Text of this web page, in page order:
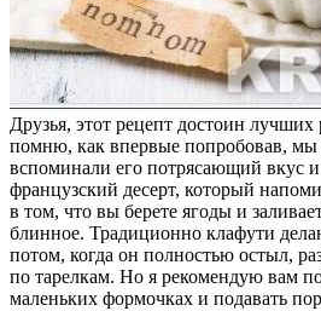
Друзья, этот рецепт достоин
помню, как впервые попробовав, мы
вспоминали его потрясающий вкус и
французский десерт, который
в том, что вы берете ягоды и
блинное. Традиционно клафути
потом, когда он полностью остыл,
по тарелкам. Но я рекомендую вам
маленьких формочках и подавать